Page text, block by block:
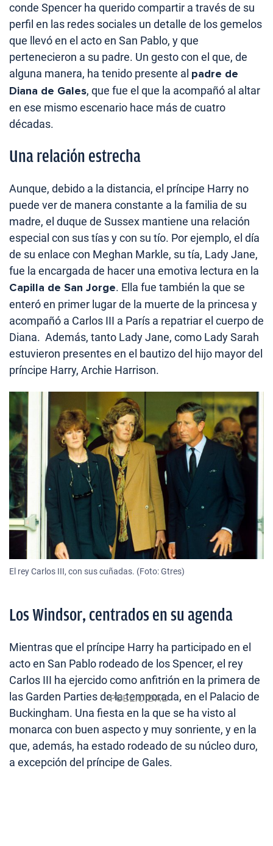
conde Spencer ha querido compartir a través de su
perfil en las redes sociales un detalle de los gemelos
que llevó en el acto en San Pablo, y que
pertenecieron a su padre. Un gesto con el que, de
alguna manera, ha tenido presente al padre de
Diana de Gales, que fue el que la acompañó al altar
en ese mismo escenario hace más de cuatro
décadas.
Una relación estrecha
Aunque, debido a la distancia, el príncipe Harry no
puede ver de manera constante a la familia de su
madre, el duque de Sussex mantiene una relación
especial con sus tías y con su tío. Por ejemplo, el día
de su enlace con Meghan Markle, su tía, Lady Jane,
fue la encargada de hacer una emotiva lectura en la
Capilla de San Jorge. Ella fue también la que se
enteró en primer lugar de la muerte de la princesa y
acompañó a Carlos III a París a repatriar el cuerpo de
Diana. Además, tanto Lady Jane, como Lady Sarah
estuvieron presentes en el bautizo del hijo mayor del
príncipe Harry, Archie Harrison.
El rey Carlos III, con sus cuñadas. (Foto: Gtres)
Los Windsor, centrados en su agenda
Mientras que el príncipe Harry ha participado en el
acto en San Pablo rodeado de los Spencer, el rey
Carlos III ha ejercido como anfitrión en la primera de
las Garden Parties de la temporada, en el Palacio de
Buckingham. Una fiesta en la que se ha visto al
monarca con buen aspecto y muy sonriente, y en la
que, además, ha estado rodeado de su núcleo duro,
a excepción del príncipe de Gales.